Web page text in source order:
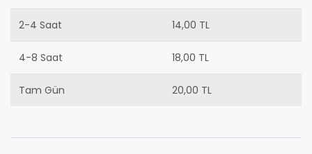
2-4 Saat 14,00 TL
4-8 Saat 18,00 TL
Tam Gün 20,00 TL